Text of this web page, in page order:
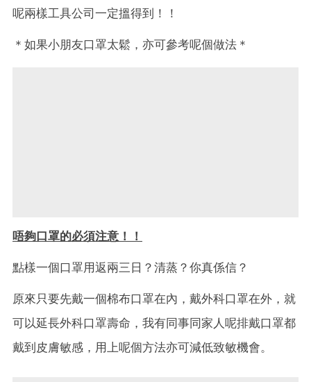
呢兩樣工具公司一定搵得到！！
＊如果小朋友口罩太鬆，亦可參考呢個做法＊
唔夠口罩的必須注意！！
點樣一個口罩用返兩三日？清蒸？你真係信？
原來只要先戴一個棉布口罩在內，戴外科口罩在外，就
可以延長外科口罩壽命，我有同事同家人呢排戴口罩都
戴到皮膚敏感，用上呢個方法亦可減低致敏機會。